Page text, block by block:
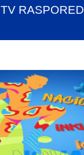
TV RASPORED